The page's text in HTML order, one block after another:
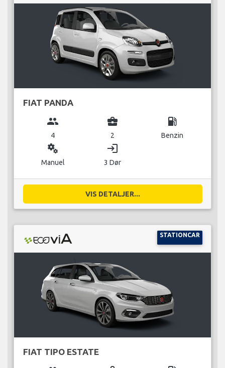
FIAT PANDA
group
4
business_center
2
local_gas_station
Benzin
miscellaneous_services
Manuel
login
3 Dør
VIS DETALJER...
STATIONCAR
FIAT TIPO ESTATE